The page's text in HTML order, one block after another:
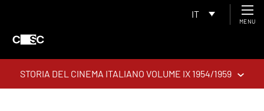
IT
MENU
STORIA DEL CINEMA ITALIANO VOLUME IX 1954/1959